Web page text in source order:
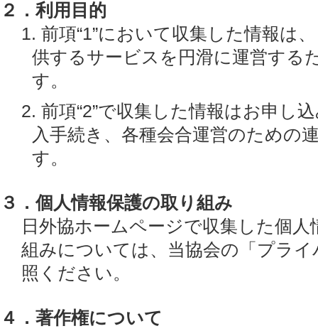
２．利用目的
1. 前項“1”において収集した情報は
供するサービスを円滑に運営する
す。
2. 前項“2”で収集した情報はお申し
入手続き、各種会合運営のための
す。
３．個人情報保護の取り組み
日外協ホームページで収集した個
組みについては、当協会の「プラ
照ください。
４．著作権について